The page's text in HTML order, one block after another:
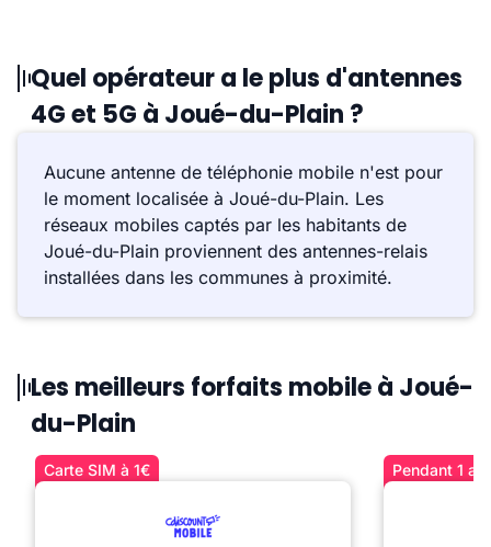
Quel opérateur a le plus d'antennes
4G et 5G à Joué-du-Plain ?
Aucune antenne de téléphonie mobile n'est pour
le moment localisée à Joué-du-Plain. Les
réseaux mobiles captés par les habitants de
Joué-du-Plain proviennent des antennes-relais
installées dans les communes à proximité.
Les meilleurs forfaits mobile à Joué-
du-Plain
Carte SIM à 1€ Pendant 1